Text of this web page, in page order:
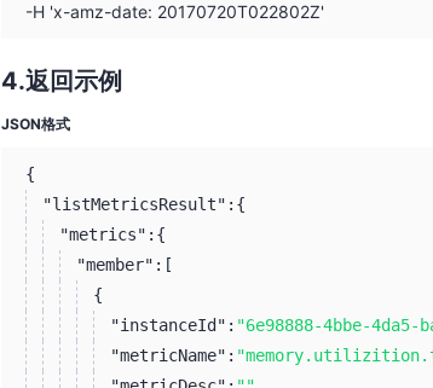
-H 'x-amz-date: 20170720T022802Z'
返回示例
JSON格式
{
"listMetricsResult": {
"metrics": {
"member": [
{
"instanceId": "6e98888-4bbe-4da5-
"metricName":